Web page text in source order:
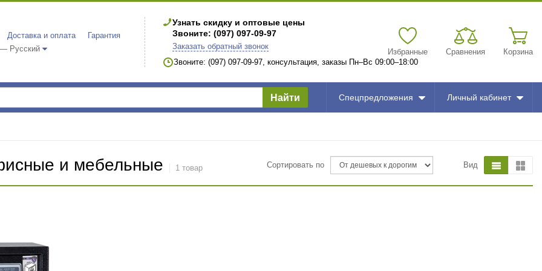
Доставка и оплата
Гарантия
Русский
Узнать скидку и оптовые цены
Звоните: (097) 097-09-97
Заказать обратный звонок
Звоните: (097) 097-09-97, консультация, заказы Пн–Вс 09:00–18:00
Избранные Сравнения Корзина
Найти Спецпредложения Личный кабинет
и мебельные 1 товар Сортировать по Вид